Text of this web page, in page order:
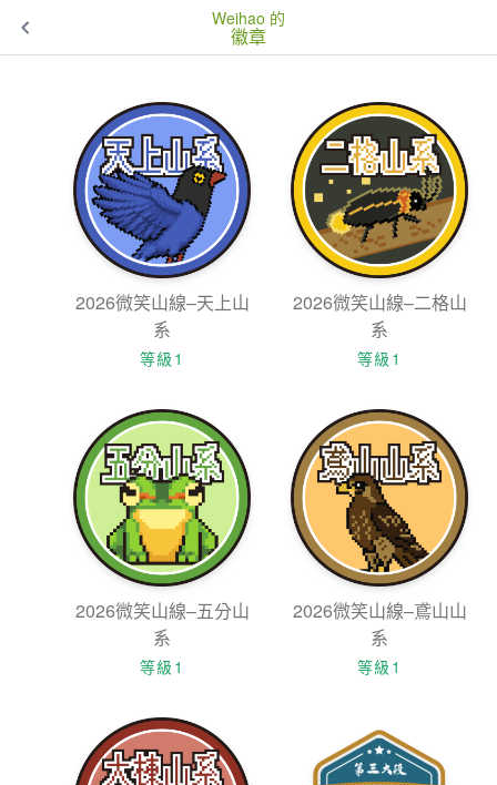
Weihao 的
徽章
2026微笑山線–天上山
系
等級1
2026微笑山線–二格山
系
等級1
2026微笑山線–五分山
系
等級1
2026微笑山線–鳶山山
系
等級1